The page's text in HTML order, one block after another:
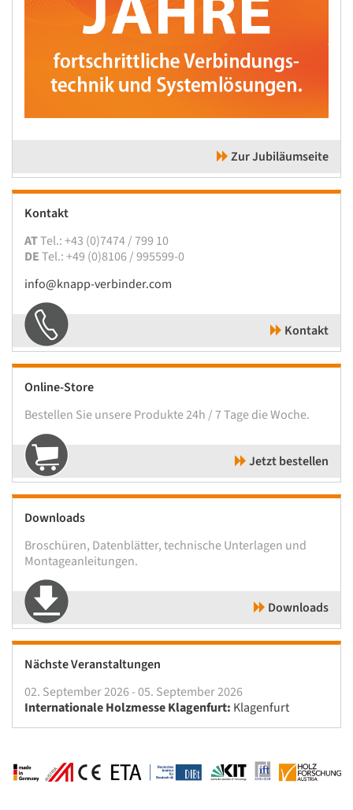
Zur Jubiläumseite
Kontakt
ATTel.: +43 (0)7474 / 799 10
DETel.: +49 (0)8106 / 995599-0
info@knapp-verbinder.com
Kontakt
Online-Store
Bestellen Sie unsere Produkte 24h / 7 Tage die Woche.
Jetzt bestellen
Downloads
Broschüren, Datenblätter, technische Unterlagen und
Montageanleitungen.
Downloads
Nächste Veranstaltungen
02. September 2026 - 05. September 2026
Internationale Holzmesse Klagenfurt: Klagenfurt